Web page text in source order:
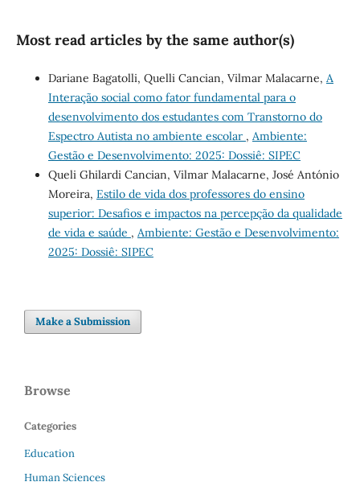
Most read articles by the same author(s)
Dariane Bagatolli, Quelli Cancian, Vilmar Malacarne, A
Interação social como fator fundamental para o
desenvolvimento dos estudantes com Transtorno do
Espectro Autista no ambiente escolar , Ambiente:
Gestão e Desenvolvimento: 2025: Dossiê: SIPEC
Queli Ghilardi Cancian, Vilmar Malacarne, José António
Moreira, Estilo de vida dos professores do ensino
superior: Desafios e impactos na percepção da qualidade
de vida e saúde , Ambiente: Gestão e Desenvolvimento:
2025: Dossiê: SIPEC
Make a Submission
Browse
Categories
Education
Human Sciences